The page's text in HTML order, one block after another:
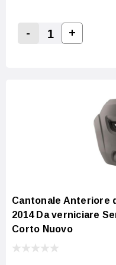
Decrease Quantity:
-
Increase
+
Cantonale Anteriore
2014 Da verniciare
Corto Nuovo